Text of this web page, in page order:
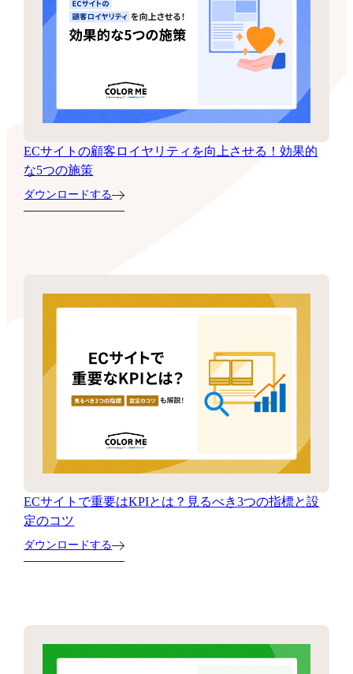
ECサイトの顧客ロイヤリティを向上させる！効果的
な5つの施策
ダウンロードする
ECサイトで重要はKPIとは？見るべき3つの指標と設
定のコツ
ダウンロードする